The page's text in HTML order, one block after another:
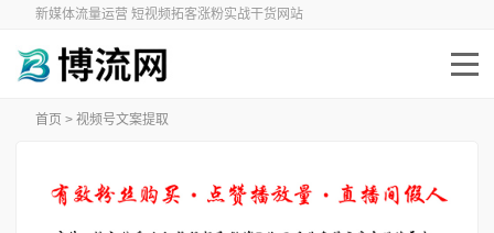
新媒体流量运营 短视频拓客涨粉实战干货网站
首页 > 视频号文案提取